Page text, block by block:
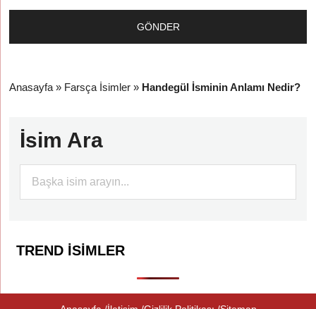
Anasayfa » Farsça İsimler » Handegül İsminin Anlamı Nedir?
İsim Ara
TREND İSIMLER